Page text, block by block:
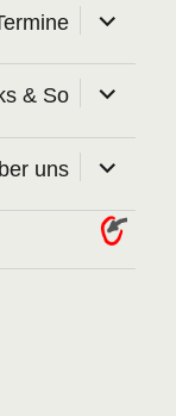
öffnen
& So öffnen
uns öffnen